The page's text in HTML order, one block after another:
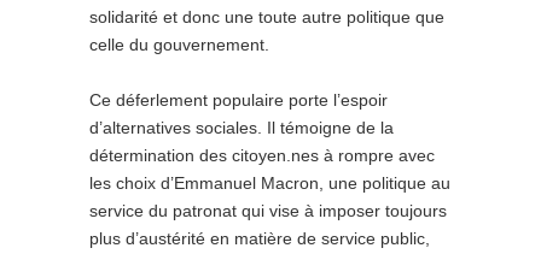
solidarité et donc une toute autre politique que
celle du gouvernement.
Ce déferlement populaire porte l’espoir
d’alternatives sociales. Il témoigne de la
détermination des citoyen.nes à rompre avec
les choix d’Emmanuel Macron, une politique au
service du patronat qui vise à imposer toujours
plus d’austérité en matière de service public,